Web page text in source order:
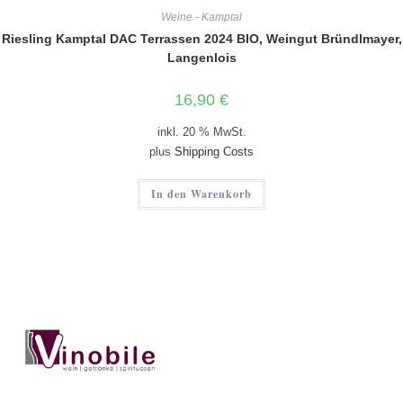
Weine - Kamptal
Riesling Kamptal DAC Terrassen 2024 BIO, Weingut Bründlmayer,
Langenlois
16,90 €
inkl. 20 % MwSt.
plus Shipping Costs
In den Warenkorb